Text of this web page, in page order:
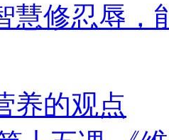
慧修忍辱，
养的观点